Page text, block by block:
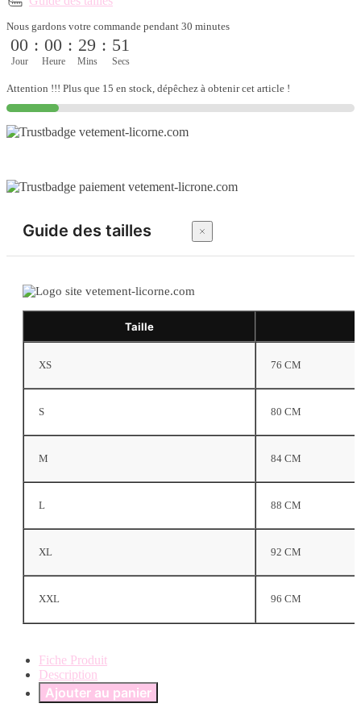
avec
couronne
pour
Nous gardons votre commande pendant 30 minutes
00
Jour
: 00
Heure
: 29
Mins
: 51
Secs
Attention !!! Plus que 15 en stock, dépêchez à obtenir cet article !
Guide des tailles
Taille
XS 76 CM
S 80 CM
M 84 CM
L 88 CM
XL 92 CM
XXL 96 CM
Fiche Produit
Description
Ajouter au panier